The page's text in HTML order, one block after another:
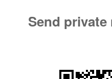
Send private